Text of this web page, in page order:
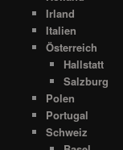
Irland
Italien
Österreich
Hallstatt
Salzburg
Polen
Portugal
Schweiz